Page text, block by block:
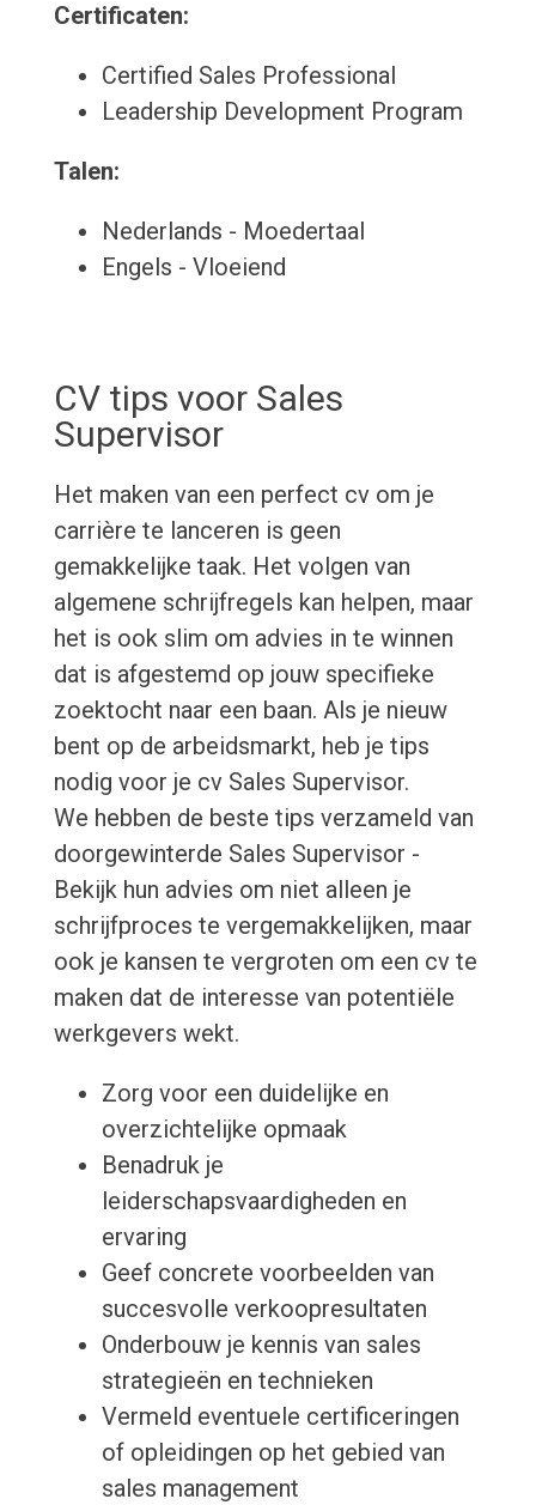
Certificaten:
Certified Sales Professional
Leadership Development Program
Talen:
Nederlands - Moedertaal
Engels - Vloeiend
CV tips voor Sales
Supervisor
Het maken van een perfect cv om je
carrière te lanceren is geen
gemakkelijke taak. Het volgen van
algemene schrijfregels kan helpen, maar
het is ook slim om advies in te winnen
dat is afgestemd op jouw specifieke
zoektocht naar een baan. Als je nieuw
bent op de arbeidsmarkt, heb je tips
nodig voor je cv Sales Supervisor.
We hebben de beste tips verzameld van
doorgewinterde Sales Supervisor -
Bekijk hun advies om niet alleen je
schrijfproces te vergemakkelijken, maar
ook je kansen te vergroten om een cv te
maken dat de interesse van potentiële
werkgevers wekt.
Zorg voor een duidelijke en
overzichtelijke opmaak
Benadruk je
leiderschapsvaardigheden en
ervaring
Geef concrete voorbeelden van
succesvolle verkoopresultaten
Onderbouw je kennis van sales
strategieën en technieken
Vermeld eventuele certificeringen
of opleidingen op het gebied van
sales management